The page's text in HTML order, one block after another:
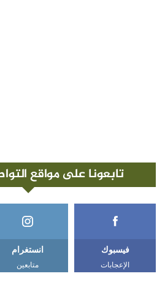
تابعونا على مواقع
فيسبوك
الإعجابات
انستغرام
متابعين